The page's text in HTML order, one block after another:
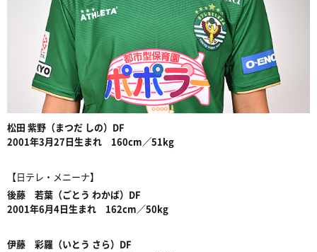
松田 紫野（まつだ しの）DF
2001年3月27日生まれ 160cm／51kg
【日テレ・メニーナ】
後藤 若葉（ごとう わかば）DF
2001年6月4日生まれ 162cm／50kg
伊藤 彩羅（いとう さら）DF